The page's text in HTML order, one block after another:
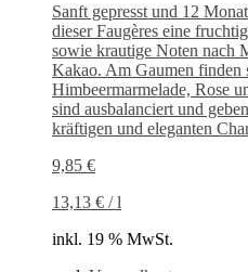
Sanft gepresst und 12
dieser Faugères eine
sowie krautige Noten nach
Kakao. Am Gaumen finden
Himbeermarmelade, Rose
sind ausbalanciert und
kräftigen und eleganten
9,85 €
13,13 € /l
inkl. 19 % MwSt.